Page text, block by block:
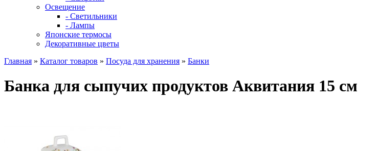
Освещение
- Светильники
- Лампы
Японские термосы
Декоративные цветы
Главная » Каталог товаров » Посуда для хранения » Банки
Банка для сыпучих продуктов Аквитания 15 см